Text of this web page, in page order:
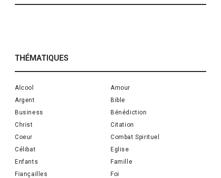
THÉMATIQUES
Alcool
Amour
Argent
Bible
Business
Bénédiction
Christ
Citation
Coeur
Combat Spirituel
Célibat
Eglise
Enfants
Famille
Fiançailles
Foi